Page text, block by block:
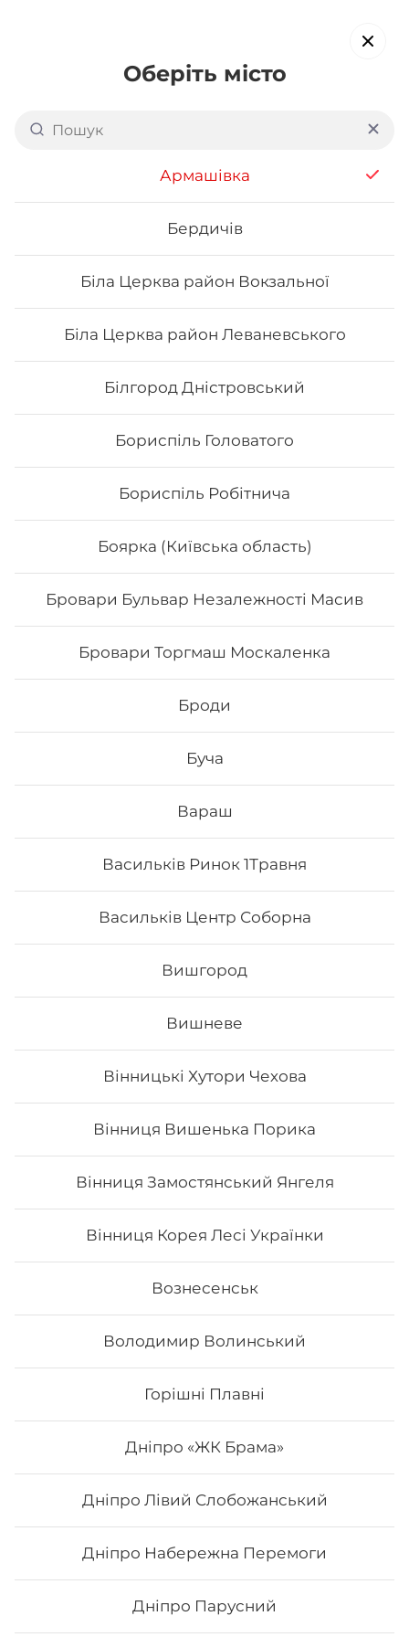
Оберіть місто
Армашівка
Бердичів
Біла Церква район Вокзальної
Біла Церква район Леваневського
Білгород Дністровський
Бориспіль Головатого
Бориспіль Робітнича
Боярка (Київська область)
Бровари Бульвар Незалежності Масив
Бровари Торгмаш Москаленка
Броди
Буча
Вараш
Васильків Ринок 1Травня
Васильків Центр Соборна
Вишгород
Вишневе
Вінницькі Хутори Чехова
Вінниця Вишенька Порика
Вінниця Замостянський Янгеля
Вінниця Корея Лесі Українки
Вознесенськ
Володимир Волинський
Горішні Плавні
Дніпро «ЖК Брама»
Дніпро Лівий Слобожанський
Дніпро Набережна Перемоги
Дніпро Парусний
Доставка суші в
обирайте страви, які вам подобаються про все інше ми
подбаємо
Акція тижня Сети Роли від шефа
Футомаки
Футомак з куркою
Вага: 290 г Склад: норі, рис, авокадо, салат, огірок, сир
Футомак з лососем
Вага: 275 г Склад: норі, рис, лосось, огірок, авокадо,
175₴
Футомак асорті
Вага: 300 г Склад: норі, рис, японський м., сурімі,